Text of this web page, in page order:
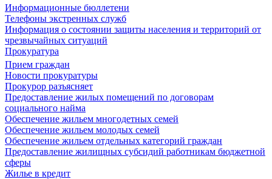
Информационные бюллетени
Телефоны экстренных служб
Информация о состоянии защиты населения и территорий от
чрезвычайных ситуаций
Прокуратура
Прием граждан
Новости прокуратуры
Прокурор разъясняет
Предоставление жилых помещений по договорам
социального найма
Обеспечение жильем многодетных семей
Обеспечение жильем молодых семей
Обеспечение жильем отдельных категорий граждан
Предоставление жилищных субсидий работникам бюджетной
сферы
Жилье в кредит